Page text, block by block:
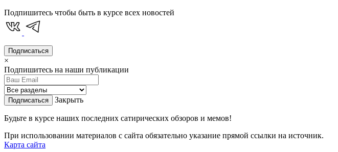
Подпишитесь чтобы быть в курсе всех новостей
Подписаться
×
Подпишитесь на наши публикации
Подписаться Закрыть
Будьте в курсе наших последних сатирических обзоров и мемов!
При использовании материалов с сайта обязательно указание прямой ссылки на источник.
Карта сайта